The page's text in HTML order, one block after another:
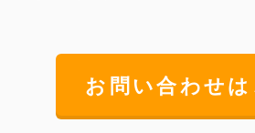
お問い合わせは